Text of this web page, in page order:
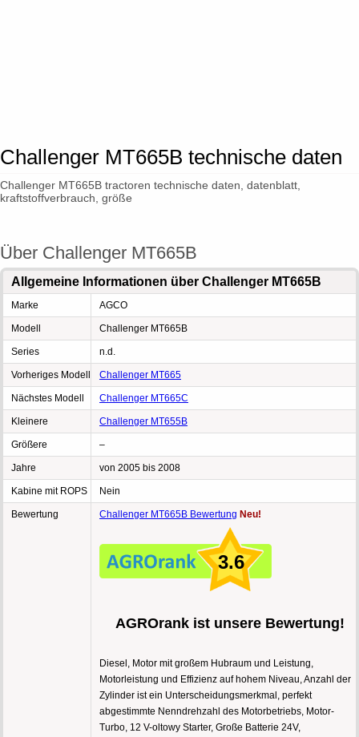
Challenger MT665B technische daten
Challenger MT665B tractoren technische daten, datenblatt,
kraftstoffverbrauch, größe
Über Challenger MT665B
Allgemeine Informationen über Challenger MT665B
Marke AGCO
Modell Challenger MT665B
Series n.d.
Vorheriges Modell Challenger MT665
Nächstes Modell Challenger MT665C
Kleinere Challenger MT655B
Größere –
Jahre von 2005 bis 2008
Kabine mit ROPS Nein
Bewertung Challenger MT665B Bewertung Neu!
3.6
AGROrank ist unsere Bewertung!
Diesel, Motor mit großem Hubraum und Leistung,
Motorleistung und Effizienz auf hohem Niveau, Anzahl der
Zylinder ist ein Unterscheidungsmerkmal, perfekt
abgestimmte Nenndrehzahl des Motorbetriebs, Motor-
Turbo, 12 V-oltowy Starter, Große Batterie 24V,